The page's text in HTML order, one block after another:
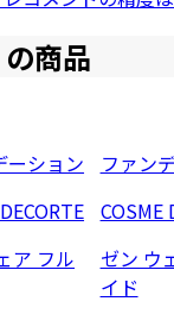
商品
ーション
ア フル
ファン
COSME
ゼン ウ
イド